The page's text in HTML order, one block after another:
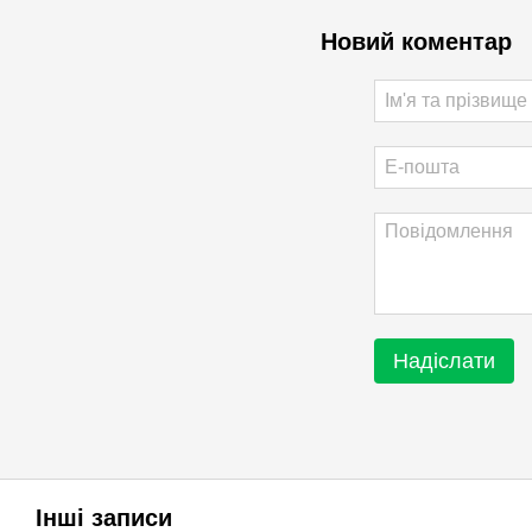
Новий коментар
Надіслати
Інші записи